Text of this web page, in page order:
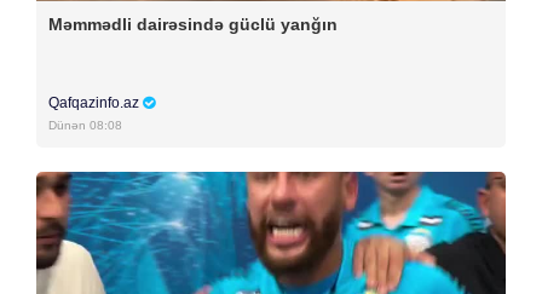
Məmmədli dairəsində güclü yanğın
Qafqazinfo.az
Dünən 08:08